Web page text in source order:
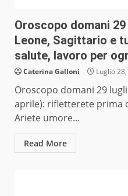
Oroscopo domani
Leone, Sagittario e
salute, lavoro per
Caterina Galloni Luglio
Oroscopo domani 29
aprile): rifletterete prima
Ariete umore...
Read More